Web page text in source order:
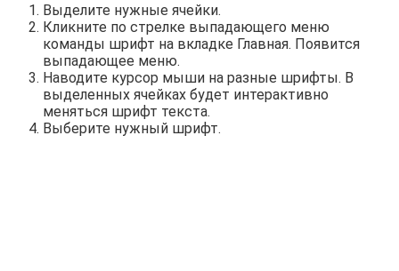
Выделите нужные ячейки.
Кликните по стрелке выпадающего меню
команды шрифт на вкладке Главная. Появится
выпадающее меню.
Наводите курсор мыши на разные шрифты. В
выделенных ячейках будет интерактивно
меняться шрифт текста.
Выберите нужный шрифт.